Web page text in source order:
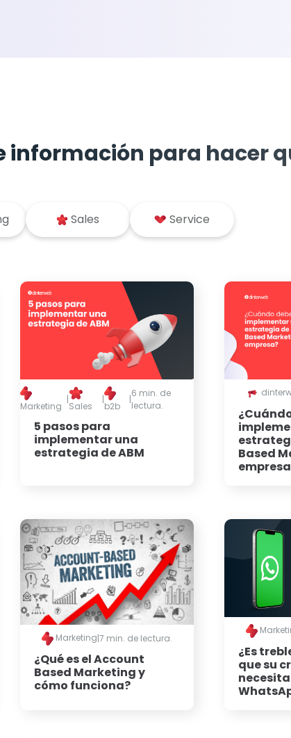
información para hacer
Sales Service
Marketing
|
Sales
|
b2b
|
6 min. de
lectura.
5 pasos para
implementar una
estrategia de ABM
Based
Marketing|7 min. de lectura.
¿Qué es el Account
Based Marketing y
cómo funciona?
¿Es
que su